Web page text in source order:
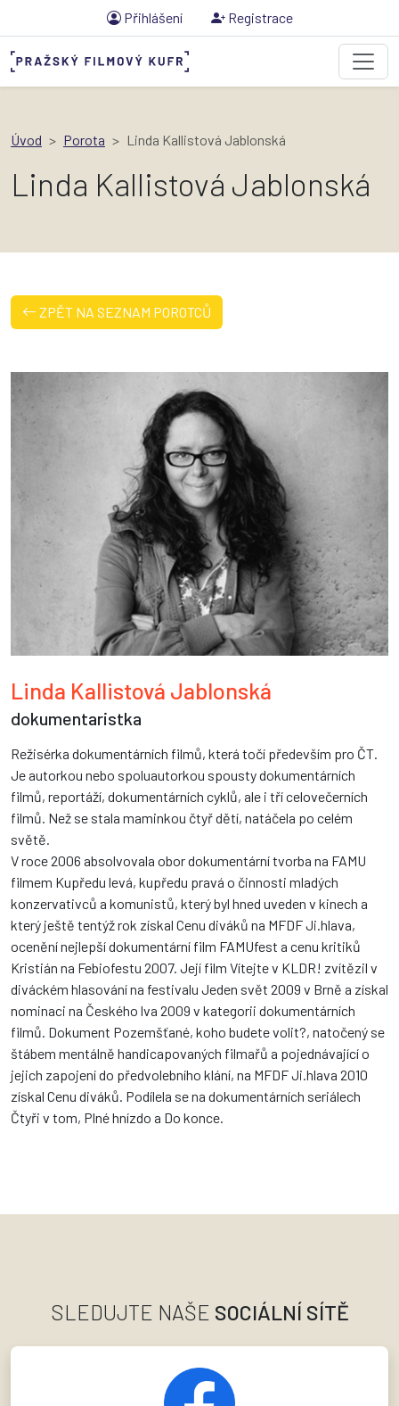
Přihlášení Registrace
Úvod Porota Linda Kallistová Jablonská
Linda Kallistová Jablonská
ZPĚT NA SEZNAM POROTCŮ
Linda Kallistová Jablonská
dokumentaristka
Režisérka dokumentárních filmů, která točí především pro ČT.
Je autorkou nebo spoluautorkou spousty dokumentárních
filmů, reportáží, dokumentárních cyklů, ale i tří celovečerních
filmů. Než se stala maminkou čtyř dětí, natáčela po celém
světě.
V roce 2006 absolvovala obor dokumentární tvorba na FAMU
filmem Kupředu levá, kupředu pravá o činnosti mladých
konzervativců a komunistů, který byl hned uveden v kinech a
který ještě tentýž rok získal Cenu diváků na MFDF Ji.hlava,
ocenění nejlepší dokumentární film FAMUfest a cenu kritiků
Kristián na Febiofestu 2007. Její film Vítejte v KLDR! zvítězil v
diváckém hlasování na festivalu Jeden svět 2009 v Brně a získal
nominaci na Českého lva 2009 v kategorii dokumentárních
filmů. Dokument Pozemšťané, koho budete volit?, natočený se
štábem mentálně handicapovaných filmařů a pojednávající o
jejich zapojení do předvolebního klání, na MFDF Ji.hlava 2010
získal Cenu diváků. Podílela se na dokumentárních seriálech
Čtyři v tom, Plné hnízdo a Do konce.
SLEDUJTE NAŠE SOCIÁLNÍ SÍTĚ